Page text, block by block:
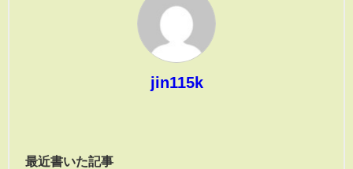
jin115k
最近書いた記事